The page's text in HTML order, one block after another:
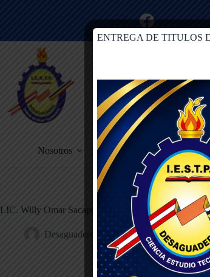
Nosotros Carreras Profesionales
LIC. Willy Omar Sacapuca Ardiles
Desaguadero diciembre 8, 2025
ENTREGA DE TITULOS